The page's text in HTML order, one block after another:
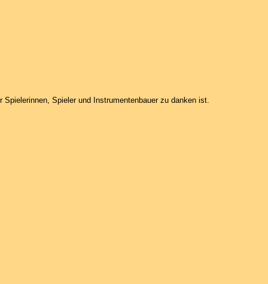
Spieler und Instrumentenbauer zu danken ist.